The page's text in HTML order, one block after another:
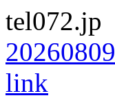
tel072.jp
20260809
link